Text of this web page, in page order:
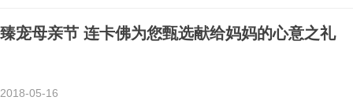
臻宠母亲节 连卡佛为您甄选献给妈妈的心意之礼
2018-05-16